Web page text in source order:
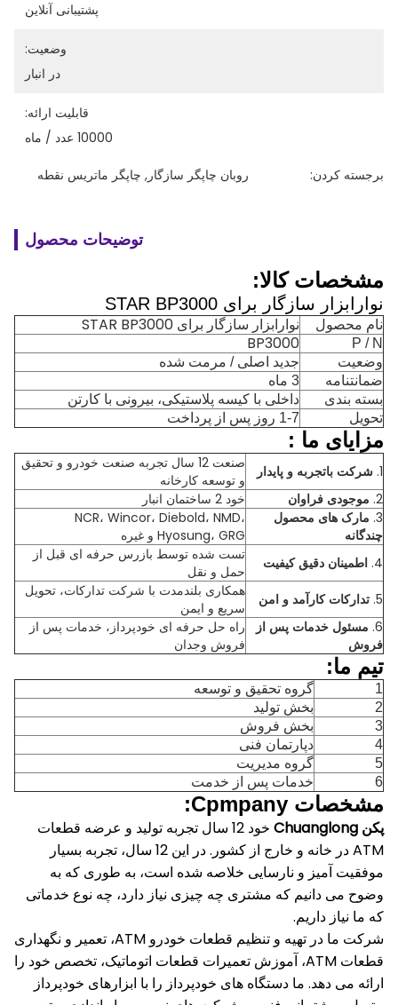
پشتیبانی آنلاین
وضعیت:
در انبار
قابلیت ارائه:
10000 عدد / ماه
برجسته کردن: روبان چاپگر سازگار, چاپگر ماتریس نقطه
توضیحات محصول
مشخصات کالا:
نوارابزار سازگار برای STAR BP3000
نام محصول نوارابزار سازگار برای STAR BP3000
P / N
BP3000
وضعیت
جدید اصلی / مرمت شده
ضمانتنامه
3 ماه
بسته بندی
داخلی با کیسه پلاستیکی، بیرونی با کارتن
تحویل
1-7 روز پس از پرداخت
مزایای ما :
1. شرکت باتجربه و پایدار
صنعت 12 سال تجربه صنعت خودرو و تحقیق
و توسعه کارخانه
2. موجودی فراوان
خود 2 ساختمان انبار
3. مارک های محصول
چندگانه
NCR، Wincor، Diebold، NMD،
Hyosung، GRG و غیره
4. اطمینان دقیق کیفیت
تست شده توسط بازرس حرفه ای قبل از
حمل و نقل
5. تدارکات کارآمد و امن
همکاری بلندمدت با شرکت تدارکات، تحویل
سریع و ایمن
6. مسئول خدمات پس از
فروش
راه حل حرفه ای خودپرداز، خدمات پس از
فروش وجدان
تیم ما:
1
گروه تحقیق و توسعه
2
بخش تولید
3
بخش فروش
4
دپارتمان فنی
5
گروه مدیریت
6
خدمات پس از خدمت
مشخصات Cpmpany:
پکن Chuanglong
خود 12 سال تجربه تولید و عرضه قطعات
ATM در خانه و خارج از کشور.
در این 12 سال، تجربه بسیار
موفقیت آمیز و نارسایی خلاصه شده است، به طوری که به
وضوح می دانیم که مشتری چه چیزی نیاز دارد، چه نوع خدماتی
که ما نیاز داریم.
شرکت ما در تهیه و تنظیم قطعات خودرو ATM، تعمیر و نگهداری
قطعات ATM، آموزش تعمیرات قطعات اتوماتیک، تخصص خود را
ارائه می دهد. ما دستگاه های خودپرداز را با ابزارهای خودپرداز